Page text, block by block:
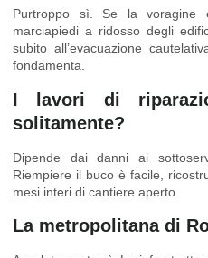
Purtroppo sì. Se la
marciapiedi a ridosso degli
subito all’evacuazione
fondamenta.
I lavori di
solitamente?
Dipende dai danni ai
Riempiere il buco è facile,
mesi interi di cantiere aperto.
La metropolitana di